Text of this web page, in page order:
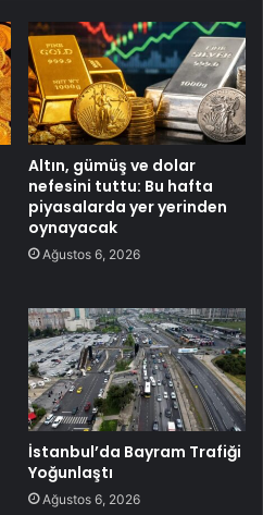
Altın, gümüş ve dolar
nefesini tuttu: Bu hafta
piyasalarda yer yerinden
oynayacak
Ağustos 6, 2026
İstanbul’da Bayram Trafiği
Yoğunlaştı
Ağustos 6, 2026